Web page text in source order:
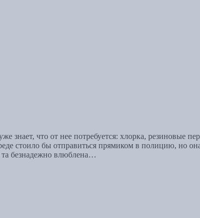
знает, что от нее потребуется: хлорка, резиновые
стоило бы отправиться прямиком в полицию, но
та безнадежно влюблена…